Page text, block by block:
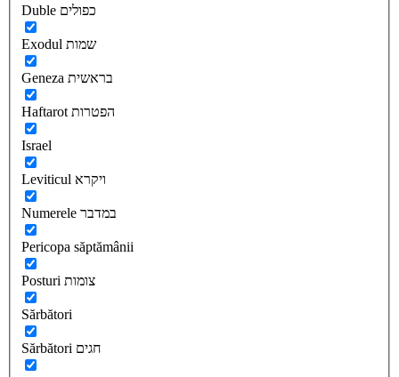
Duble כפולים
Exodul שמות
Geneza בראשית
Haftarot הפטרות
Israel
Leviticul ויקרא
Numerele במדבר
Pericopa săptămânii
Posturi צומות
Sărbători
Sărbători חגים